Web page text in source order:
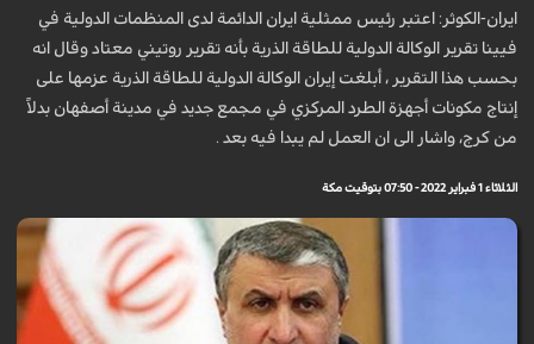
ايران-الكوثر: اعتبر رئيس ممثلية ايران الدائمة لدى المنظمات الدولية في
فيينا تقرير الوكالة الدولية للطاقة الذرية بأنه تقرير روتيني معتاد وقال انه
بحسب هذا التقرير ، أبلغت إيران الوكالة الدولية للطاقة الذرية عزمها على
إنتاج مكونات أجهزة الطرد المركزي في مجمع جديد في مدينة أصفهان بدلاً
من كرج، واشار الى ان العمل لم يبدا فيه بعد .
الثلاثاء 1 فبراير 2022 - 07:50 بتوقيت مكة